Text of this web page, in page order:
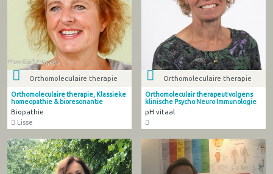
Orthomoleculaire therapie
Orthomoleculaire therapie, Klassieke
homeopathie & bioresonantie
Biopathie
Lisse
Orthomoleculaire therapie
Orthomoleculair therapeut volgens
klinische Psycho Neuro Immunologie
pH vitaal